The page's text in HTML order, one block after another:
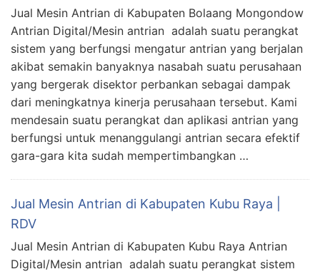
Jual Mesin Antrian di Kabupaten Bolaang Mongondow
Antrian Digital/Mesin antrian adalah suatu perangkat
sistem yang berfungsi mengatur antrian yang berjalan
akibat semakin banyaknya nasabah suatu perusahaan
yang bergerak disektor perbankan sebagai dampak
dari meningkatnya kinerja perusahaan tersebut. Kami
mendesain suatu perangkat dan aplikasi antrian yang
berfungsi untuk menanggulangi antrian secara efektif
gara-gara kita sudah mempertimbangkan …
Jual Mesin Antrian di Kabupaten Kubu Raya |
RDV
Jual Mesin Antrian di Kabupaten Kubu Raya Antrian
Digital/Mesin antrian adalah suatu perangkat sistem